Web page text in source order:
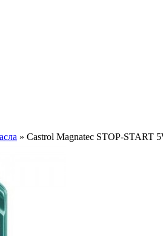
» Castrol Magnatec STOP-START